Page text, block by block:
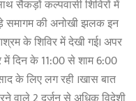
सैकड़ों कल्पवासी शिविरों में
समागम की अनोखी झलक इन
के शिविर में देखी गई। अपर
में दिन के 11:00 से शाम 6:00
के लिए लग रही ।खास बात